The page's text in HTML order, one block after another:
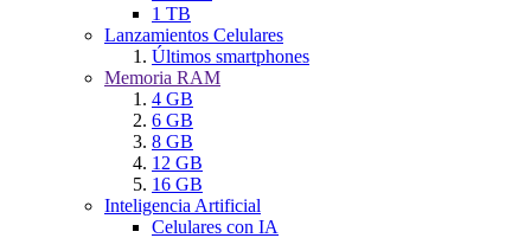
1 TB
Lanzamientos Celulares
Últimos smartphones
Memoria RAM
4 GB
6 GB
8 GB
12 GB
16 GB
Inteligencia Artificial
Celulares con IA